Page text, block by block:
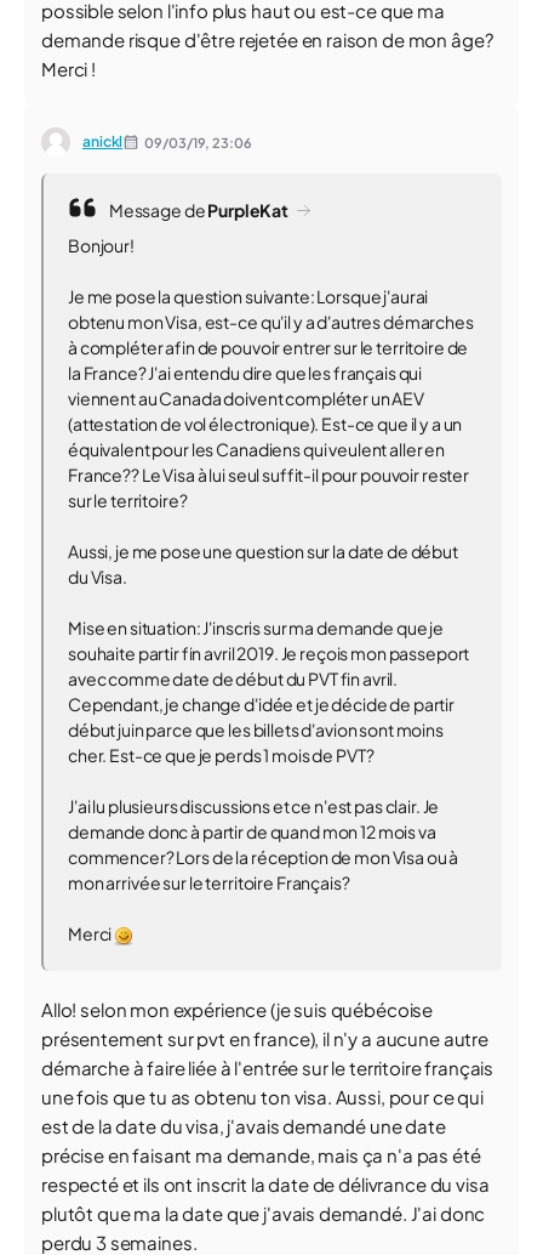
possible selon l'info plus haut ou est-ce que ma
demande risque d'être rejetée en raison de mon âge?
Merci !
anickl 09/03/19,23:06
Message dePurpleKat
Bonjour!
Je me pose la question suivante: Lorsque j'aurai
obtenu mon Visa, est-ce qu'il y a d'autres démarches
à compléter afin de pouvoir entrer sur le territoire de
la France? J'ai entendu dire que les français qui
viennent au Canada doivent compléter un AEV
(attestation de vol électronique). Est-ce que il y a un
équivalent pour les Canadiens qui veulent aller en
France?? Le Visa à lui seul suffit-il pour pouvoir rester
sur le territoire?
Aussi, je me pose une question sur la date de début
du Visa.
Mise en situation: J'inscris sur ma demande que je
souhaite partir fin avril 2019. Je reçois mon passeport
avec comme date de début du PVT fin avril.
Cependant, je change d'idée et je décide de partir
début juin parce que les billets d'avion sont moins
cher. Est-ce que je perds 1 mois de PVT?
J'ai lu plusieurs discussions et ce n'est pas clair. Je
demande donc à partir de quand mon 12 mois va
commencer? Lors de la réception de mon Visa ou à
mon arrivée sur le territoire Français?
Merci
Allo! selon mon expérience (je suis québécoise
présentement sur pvt en france), il n'y a aucune autre
démarche à faire liée à l'entrée sur le territoire français
une fois que tu as obtenu ton visa. Aussi, pour ce qui
est de la date du visa, j'avais demandé une date
précise en faisant ma demande, mais ça n'a pas été
respecté et ils ont inscrit la date de délivrance du visa
plutôt que ma la date que j'avais demandé. J'ai donc
perdu 3 semaines.